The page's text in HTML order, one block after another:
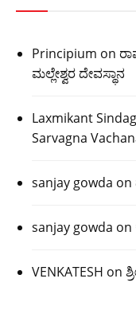
Principium on
ಮಲ್ಲೇಶ್ವರ ದೇವಸ್ಥಾನ
Laxmikant
Sarvagna
sanjay gowda on
sanjay gowda on
VENKATESH on